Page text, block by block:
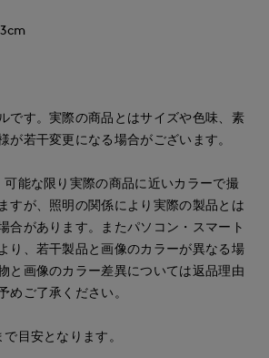
です。実際の商品とはサイズや色味、素
が若干変更になる場合がございます。
能な限り実際の商品に近いカラーで撮
すが、照明の関係により実際の製品とは
合があります。またパソコン・スマート
り、若干製品と画像のカラーが異なる場
と画像のカラー差異については返品理由
めご了承ください。
目安となります。